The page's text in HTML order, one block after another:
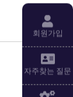
회원가입
자주찾는 질문